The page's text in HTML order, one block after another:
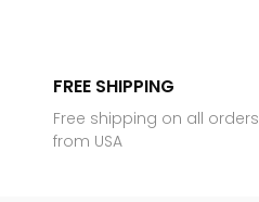
FREE SHIPPING
Free shipping on all orders
from USA